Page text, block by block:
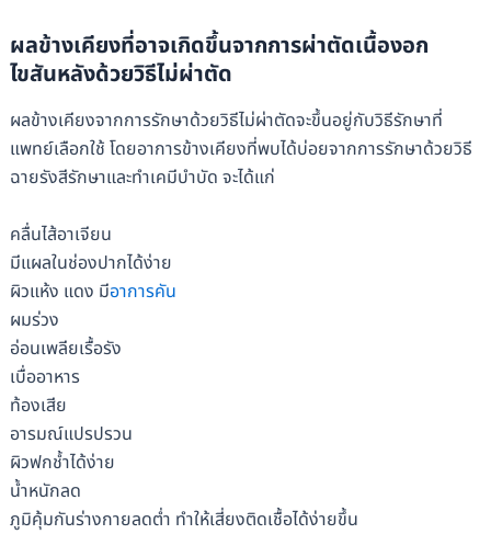
ผลข้างเคียงที่อาจเกิดขึ้นจากการผ่าตัดเนื้องอก
ไขสันหลังด้วยวิธีไม่ผ่าตัด
ผลข้างเคียงจากการรักษาด้วยวิธีไม่ผ่าตัดจะขึ้นอยู่กับวิธีรักษาที่
แพทย์เลือกใช้ โดยอาการข้างเคียงที่พบได้บ่อยจากการรักษาด้วยวิธี
ฉายรังสีรักษาและทำเคมีบำบัด จะได้แก่
คลื่นไส้อาเจียน
มีแผลในช่องปากได้ง่าย
ผิวแห้ง แดง มีอาการคัน
ผมร่วง
อ่อนเพลียเรื้อรัง
เบื่ออาหาร
ท้องเสีย
อารมณ์แปรปรวน
ผิวฟกช้ำได้ง่าย
น้ำหนักลด
ภูมิคุ้มกันร่างกายลดต่ำ ทำให้เสี่ยงติดเชื้อได้ง่ายขึ้น